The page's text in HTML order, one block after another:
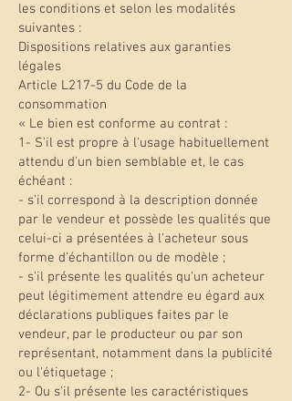
les conditions et selon les modalités
suivantes :
Dispositions relatives aux garanties
légales
Article L217-5 du Code de la
consommation
« Le bien est conforme au contrat :
1- S'il est propre à l'usage habituellement
attendu d'un bien semblable et, le cas
échéant :
- s'il correspond à la description donnée
par le vendeur et possède les qualités que
celui-ci a présentées à l'acheteur sous
forme d'échantillon ou de modèle ;
- s'il présente les qualités qu'un acheteur
peut légitimement attendre eu égard aux
déclarations publiques faites par le
vendeur, par le producteur ou par son
représentant, notamment dans la publicité
ou l'étiquetage ;
2- Ou s'il présente les caractéristiques